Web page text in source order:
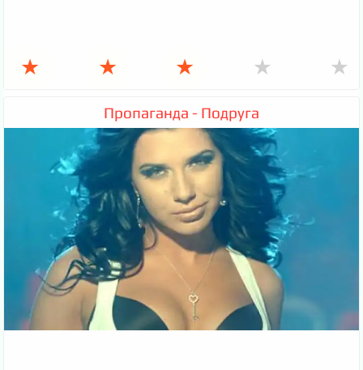
★ ★ ★ ★ ★
Пропаганда - Подруга